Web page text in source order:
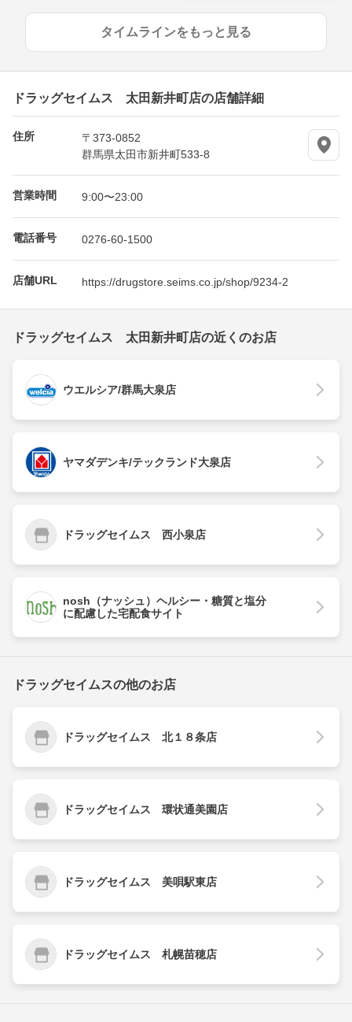
タイムラインをもっと見る
ドラッグセイムス 太田新井町店の店舗詳細
住所
〒373-0852
群馬県太田市新井町533-8
営業時間 9:00〜23:00
電話番号 0276-60-1500
店舗URL https://drugstore.seims.co.jp/shop/9234-2
ドラッグセイムス 太田新井町店の近くのお店
ウエルシア/群馬大泉店
ヤマダデンキ/テックランド大泉店
ドラッグセイムス 西小泉店
nosh（ナッシュ）ヘルシー・糖質と塩分
に配慮した宅配食サイト
ドラッグセイムスの他のお店
ドラッグセイムス 北１８条店
ドラッグセイムス 環状通美園店
ドラッグセイムス 美唄駅東店
ドラッグセイムス 札幌苗穂店